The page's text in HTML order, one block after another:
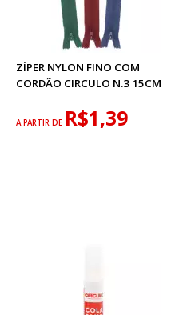
ZÍPER NYLON FINO COM
CORDÃO CIRCULO N.3 15CM
A PARTIR DE R$1,39